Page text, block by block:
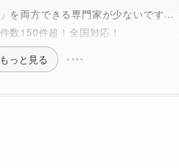
を両方できる専門家が少ないです…
数150件超！全国対応！
もっと見る